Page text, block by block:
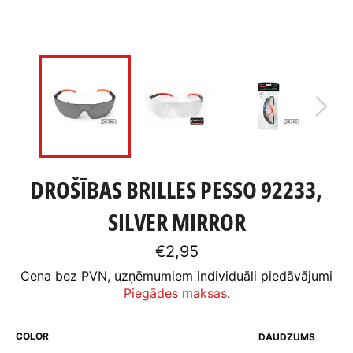
DROŠĪBAS BRILLES PESSO 92233,
SILVER MIRROR
Standarta
cena
€2,95
Cena bez PVN, uzņēmumiem individuāli piedāvājumi
Piegādes maksas.
COLOR DAUDZUMS